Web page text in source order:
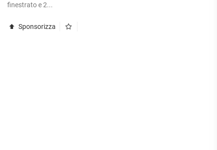
finestrato e 2...
Sponsorizza